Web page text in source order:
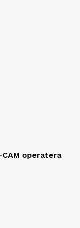
CAM operatera